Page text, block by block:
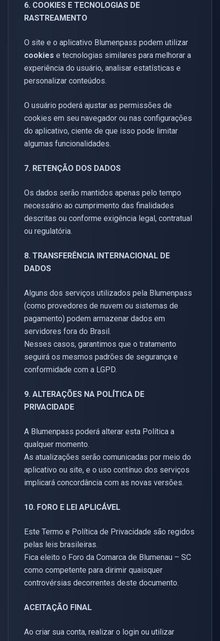
6. COOKIES E TECNOLOGIAS DE
RASTREAMENTO
O site e o aplicativo Blumenpass podem utilizar
cookies e tecnologias similares para melhorar a
experiência do usuário, analisar estatísticas e
personalizar conteúdos.
O usuário poderá ajustar as permissões de
cookies em seu navegador ou nas configurações
do aplicativo, ciente de que isso pode limitar
algumas funcionalidades.
7. RETENÇÃO DOS DADOS
Os dados serão mantidos apenas pelo tempo
necessário ao cumprimento das finalidades
descritas ou conforme exigência legal, contratual
ou regulatória.
8. TRANSFERÊNCIA INTERNACIONAL DE
DADOS
Alguns dos serviços utilizados pela Blumenpass
(como provedores de nuvem ou sistemas de
pagamento) podem armazenar dados em
servidores fora do Brasil.
Nesses casos, garantimos que o tratamento
seguirá os mesmos padrões de segurança e
conformidade com a LGPD.
9. ALTERAÇÕES NA POLÍTICA DE
PRIVACIDADE
A Blumenpass poderá alterar esta Política a
qualquer momento.
As atualizações serão comunicadas por meio do
aplicativo ou site, e o uso contínuo dos serviços
implicará concordância com as novas versões.
10. FORO E LEI APLICÁVEL
Este Termo e Política de Privacidade são regidos
pelas leis brasileiras.
Fica eleito o Foro da Comarca de Blumenau – SC
como competente para dirimir quaisquer
controvérsias decorrentes deste documento.
ACEITAÇÃO FINAL
Ao criar sua conta, realizar o login ou utilizar